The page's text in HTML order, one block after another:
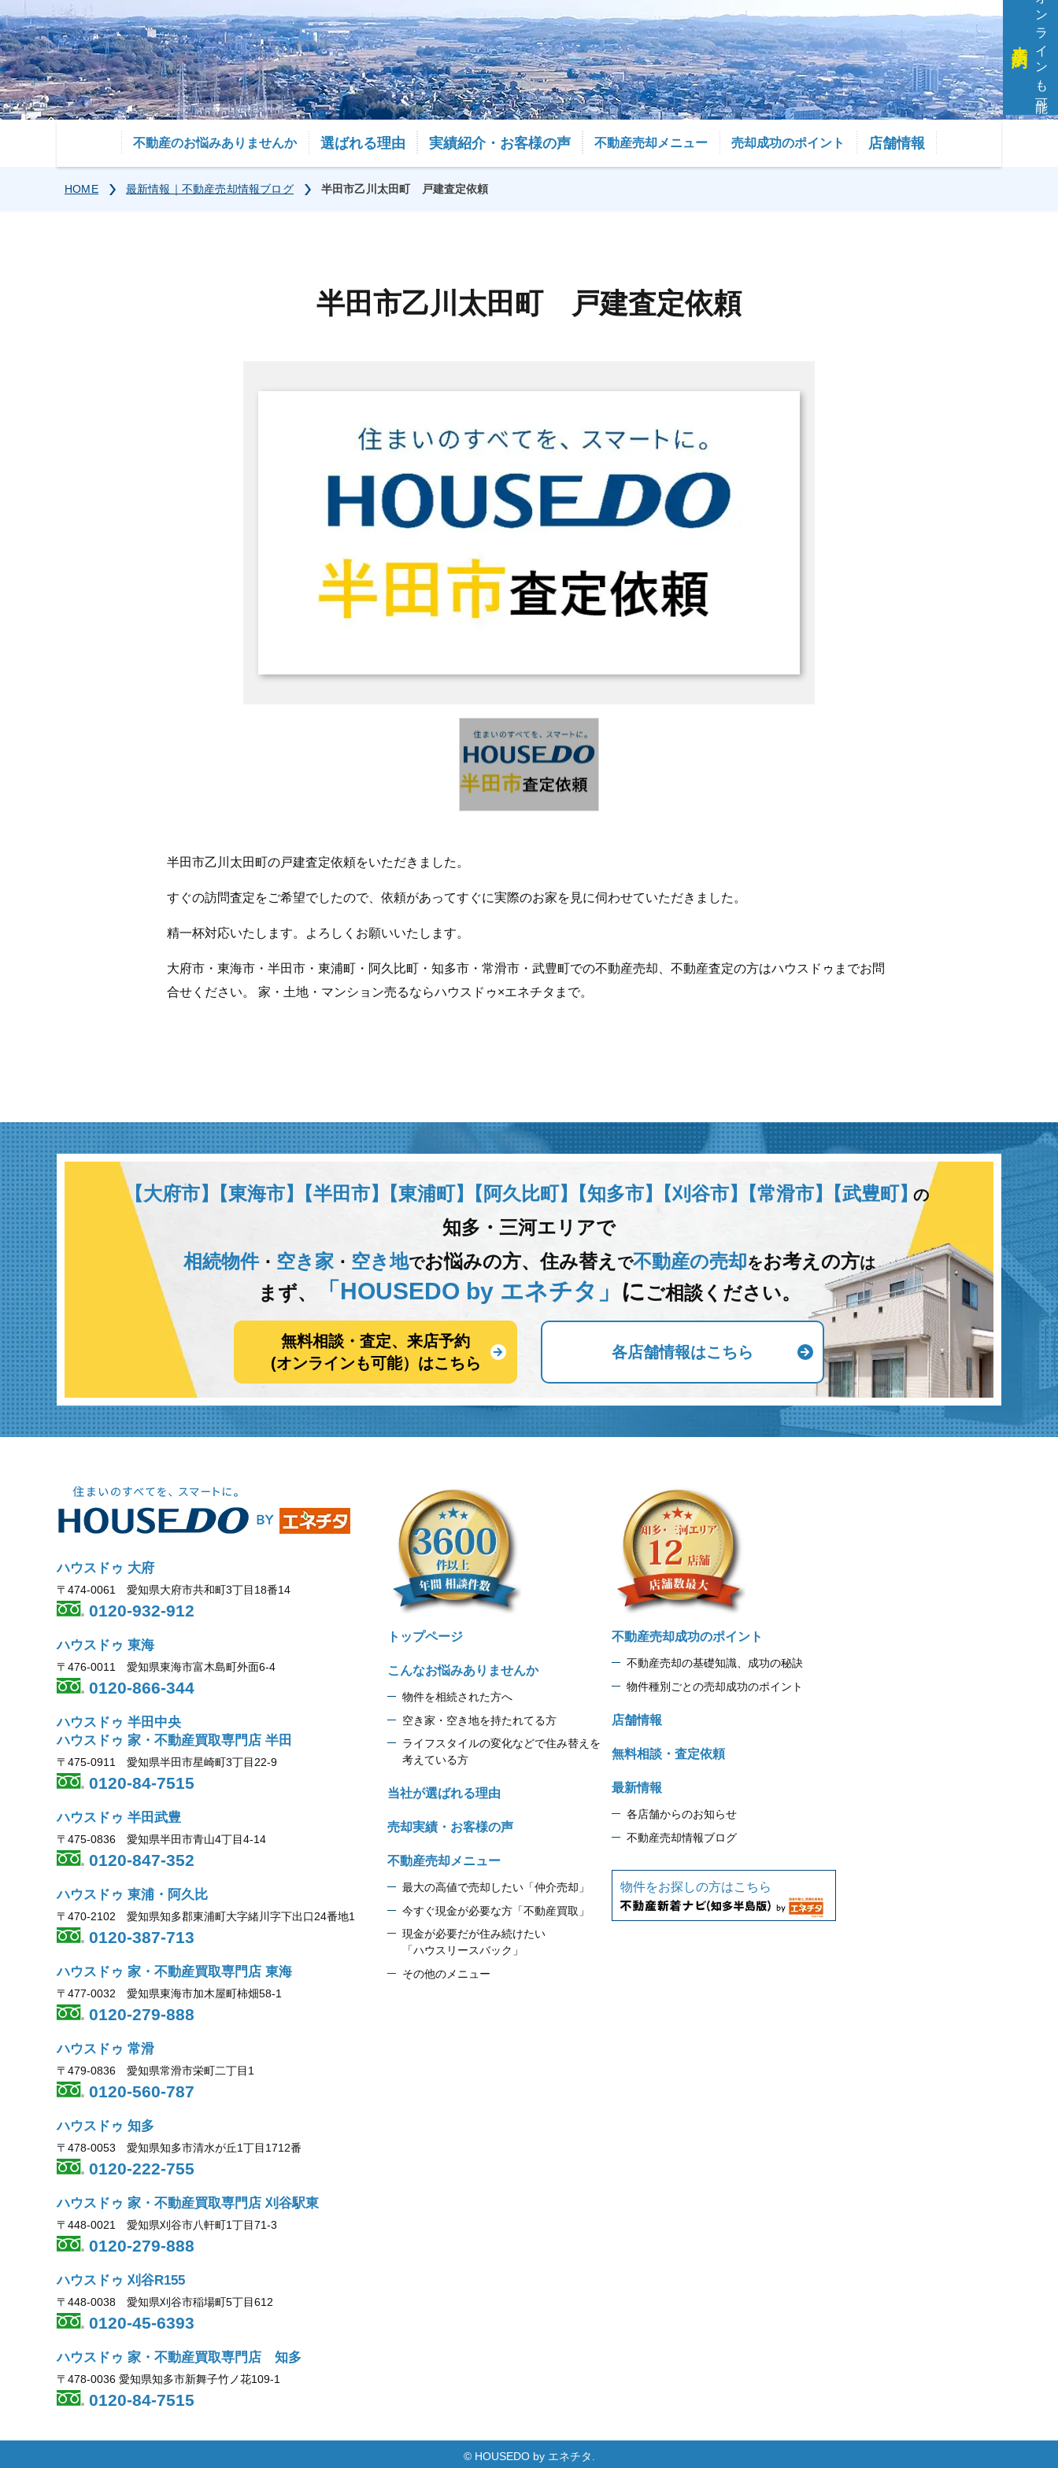
オンラインも可能
不動産のお悩みありませんか 選ばれる理由 実績紹介・お客様の声 不動産売却メニュー 売却成功のポイント 店舗情報
HOME 最新情報｜不動産売却情報ブログ 半田市乙川太田町 戸建査定依頼
半田市乙川太田町 戸建査定依頼
半田市乙川太田町の戸建査定依頼をいただきました。
すぐの訪問査定をご希望でしたので、依頼があってすぐに実際のお家を見に伺わせていただきました。
精一杯対応いたします。よろしくお願いいたします。
大府市・東海市・半田市・東浦町・阿久比町・知多市・常滑市・武豊町での不動産売却、不動産査定の方はハウスドゥまでお問
合せください。 家・土地・マンション売るならハウスドゥ×エネチタまで。
【大府市】 【東海市】 【半田市】 【東浦町】 【阿久比町】 【知多市】 【刈谷市】 【常滑市】 【武豊町】の
知多・三河エリアで
相続物件･ 空き家･ 空き地でお悩みの方、住み替え で不動産の売却をお考えの方は
まず、 「HOUSEDO by エネチタ」 にご相談ください。
無料相談・査定、来店予約
(オンラインも可能）はこちら
各店舗情報はこちら
ハウスドゥ 大府
〒474-0061 愛知県大府市共和町3丁目18番14
0120-932-912
ハウスドゥ 東海
〒476-0011 愛知県東海市富木島町外面6-4
0120-866-344
ハウスドゥ 半田中央
ハウスドゥ 家・不動産買取専門店 半田
〒475-0911 愛知県半田市星崎町3丁目22-9
0120-84-7515
ハウスドゥ 半田武豊
〒475-0836 愛知県半田市青山4丁目4-14
0120-847-352
ハウスドゥ 東浦・阿久比
〒470-2102 愛知県知多郡東浦町大字緒川字下出口24番地1
0120-387-713
ハウスドゥ 家・不動産買取専門店 東海
〒477-0032 愛知県東海市加木屋町柿畑58-1
0120-279-888
ハウスドゥ 常滑
〒479-0836 愛知県常滑市栄町二丁目1
0120-560-787
ハウスドゥ 知多
〒478-0053 愛知県知多市清水が丘1丁目1712番
0120-222-755
ハウスドゥ 家・不動産買取専門店 刈谷駅東
〒448-0021 愛知県刈谷市八軒町1丁目71-3
0120-279-888
ハウスドゥ 刈谷R155
〒448-0038 愛知県刈谷市稲場町5丁目612
0120-45-6393
ハウスドゥ 家・不動産買取専門店 知多
〒478-0036 愛知県知多市新舞子竹ノ花109-1
0120-84-7515
トップページ
こんなお悩みありませんか
物件を相続された方へ
空き家・空き地を持たれてる方
ライフスタイルの変化などで住み替えを
考えている方
当社が選ばれる理由
売却実績・お客様の声
不動産売却メニュー
最大の高値で売却したい「仲介売却」
今すぐ現金が必要な方「不動産買取」
現金が必要だが住み続けたい
「ハウスリースバック」
その他のメニュー
不動産売却成功のポイント
不動産売却の基礎知識、成功の秘訣
物件種別ごとの売却成功のポイント
店舗情報
無料相談・査定依頼
最新情報
各店舗からのお知らせ
不動産売却情報ブログ
物件をお探しの方はこちら
© HOUSEDO by エネチタ.